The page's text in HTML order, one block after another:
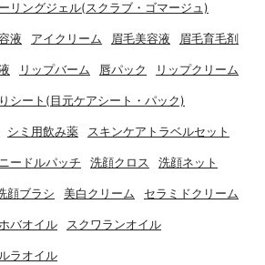
リングジェル(スクラブ・ゴマージュ)
液 アイクリーム 眉毛美容液 眉毛育毛剤
リップバーム 唇パック リップクリーム
シート(目元ケアシート・パック)
シミ用飲み薬 スキンケアトラベルセット
ードルパッチ 洗顔クロス 洗顔ネット
顔ブラシ 美白クリーム セラミドクリーム
バオイル スクワランオイル
ラオイル